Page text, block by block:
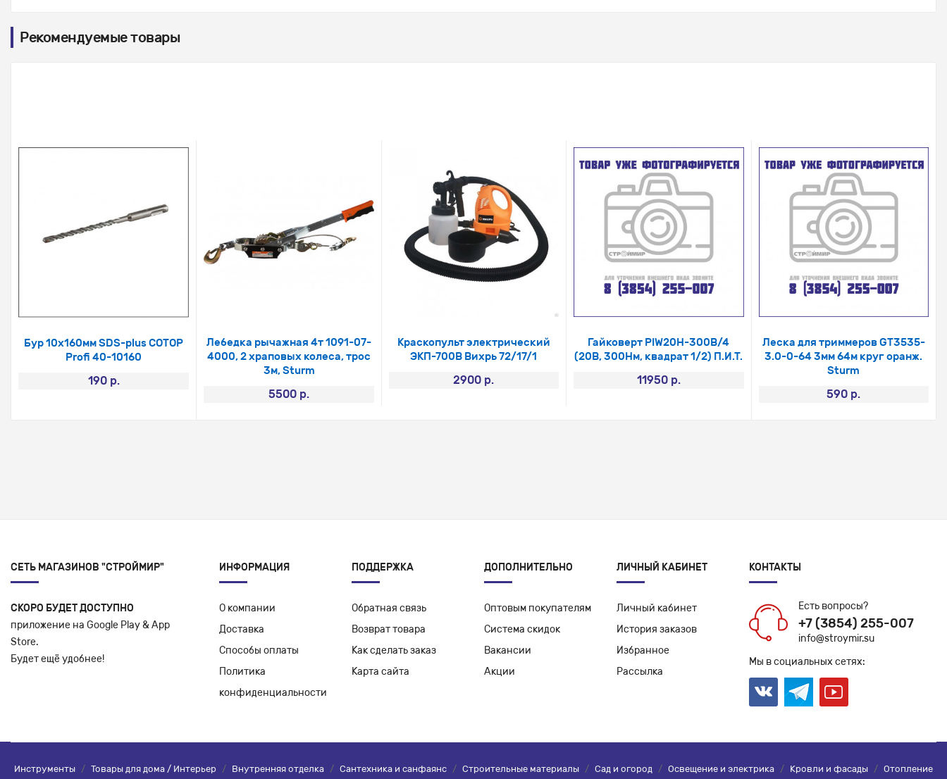
Рекомендуемые товары
Бур 10х160мм SDS-plus COTOP
Profi 40-10160
190 р.
Лебедка рычажная 4т 1091-07-
4000, 2 храповых колеса, трос
3м, Sturm
5500 р.
Краскопульт электрический
ЭКП-700В Вихрь 72/17/1
2900 р.
Гайковерт PIW20H-300B/4
(20В, 300Нм, квадрат 1/2) П.И.Т.
11950 р.
Леска для триммеров GT3535-
3.0-0-64 3мм 64м круг оранж.
Sturm
590 р.
СЕТЬ МАГАЗИНОВ "СТРОЙМИР"
СКОРО БУДЕТ ДОСТУПНО
приложение на Google Play & App
Store.
Будет ещё удобнее!
ИНФОРМАЦИЯ
О компании
Доставка
Способы оплаты
Политика
конфиденциальности
ПОДДЕРЖКА
Обратная связь
Возврат товара
Как сделать заказ
Карта сайта
ДОПОЛНИТЕЛЬНО
Оптовым покупателям
Система скидок
Вакансии
Акции
ЛИЧНЫЙ КАБИНЕТ
Личный кабинет
История заказов
Избранное
Рассылка
КОНТАКТЫ
Есть вопросы?
+7 (3854) 255-007
info@stroymir.su
Мы в социальных сетях:
Инструменты / Товары для дома / Интерьер / Внутренняя отделка / Сантехника и санфаянс / Строительные материалы / Сад и огород / Освещение и электрика / Кровли и фасады / Отопление